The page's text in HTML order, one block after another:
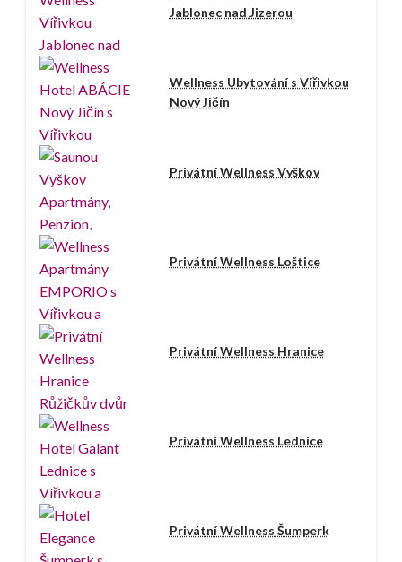
Jablonec nad Jizerou
Wellness Ubytování s Vířivkou
Nový Jičín
Privátní Wellness Vyškov
Privátní Wellness Loštice
Privátní Wellness Hranice
Privátní Wellness Lednice
Privátní Wellness Šumperk